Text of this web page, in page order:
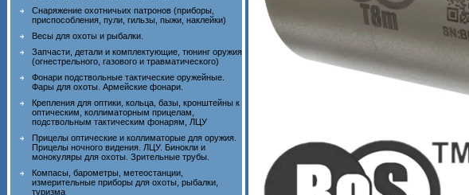
Снаряжение охотничьих патронов (приборы,
приспособления, пули, гильзы, пыжи, наклейки)
Весы для охоты и рыбалки.
Запчасти, детали и комплектующие, тюнинг оружия
(огнестрельного, газового и травматического)
Фонари подствольные тактические оружейные.
Фары для охоты. Армейские фонари.
Крепления для оптики, кольца, базы, кронштейны к
оптическим, коллиматорным прицелам,
подствольным тактическим фонарям, ЛЦУ
Прицелы оптические и коллиматорые для оружия.
Прицелы ночного видения. ЛЦУ. Бинокли и
монокуляры для охоты. Зрительные трубы.
Компасы, барометры, метеостанции,
измерительные приборы для охоты, рыбалки,
туризма